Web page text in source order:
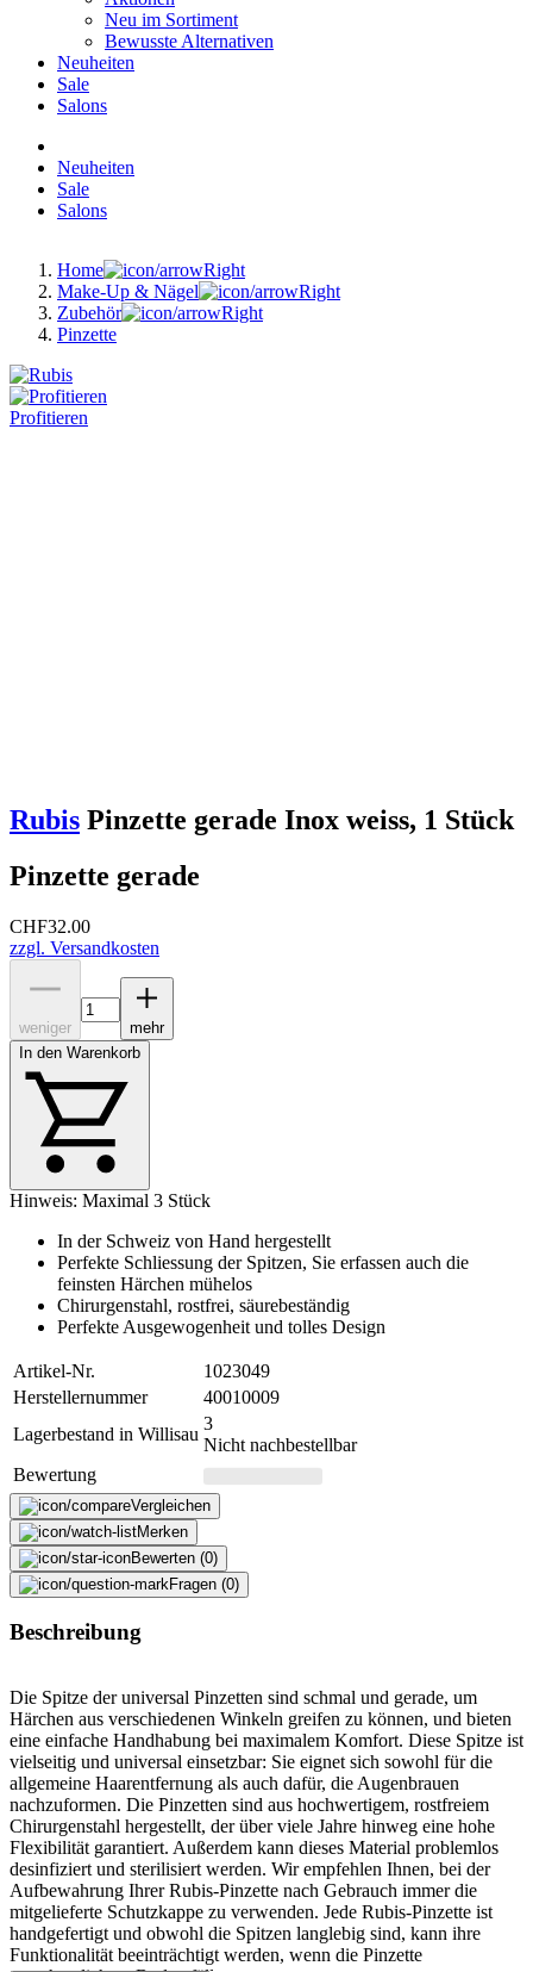
Neu im Sortiment
Bewusste Alternativen
Neuheiten
Sale
Salons
Neuheiten
Sale
Salons
Home
Make-Up & Nägel
Zubehör
Pinzette
Profitieren
Rubis Pinzette gerade Inox weiss, 1 Stück
Pinzette gerade
CHF32.00
zzgl. Versandkosten
weniger
mehr
In den Warenkorb
Hinweis: Maximal 3 Stück
In der Schweiz von Hand hergestellt
Perfekte Schliessung der Spitzen, Sie erfassen auch die
feinsten Härchen mühelos
Chirurgenstahl, rostfrei, säurebeständig
Perfekte Ausgewogenheit und tolles Design
Artikel-Nr.
1023049
Herstellernummer
40010009
Lagerbestand in Willisau
3
Nicht nachbestellbar
Bewertung
Vergleichen
Merken
Bewerten (0)
Fragen (0)
Beschreibung
Die Spitze der universal Pinzetten sind schmal und gerade, um
Härchen aus verschiedenen Winkeln greifen zu können, und bieten
eine einfache Handhabung bei maximalem Komfort. Diese Spitze ist
vielseitig und universal einsetzbar: Sie eignet sich sowohl für die
allgemeine Haarentfernung als auch dafür, die Augenbrauen
nachzuformen. Die Pinzetten sind aus hochwertigem, rostfreiem
Chirurgenstahl hergestellt, der über viele Jahre hinweg eine hohe
Flexibilität garantiert. Außerdem kann dieses Material problemlos
desinfiziert und sterilisiert werden. Wir empfehlen Ihnen, bei der
Aufbewahrung Ihrer Rubis-Pinzette nach Gebrauch immer die
mitgelieferte Schutzkappe zu verwenden. Jede Rubis-Pinzette ist
handgefertigt und obwohl die Spitzen langlebig sind, kann ihre
Funktionalität beeinträchtigt werden, wenn die Pinzette